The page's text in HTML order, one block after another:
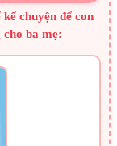
chuyện để con
cho ba mẹ: